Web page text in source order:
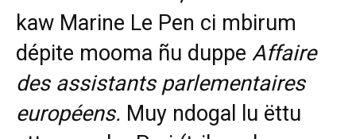
kaw Marine Le Pen ci mbirum
dépite mooma ñu duppe Affaire
des assistants parlementaires
européens. Muy ndogal lu ëttu